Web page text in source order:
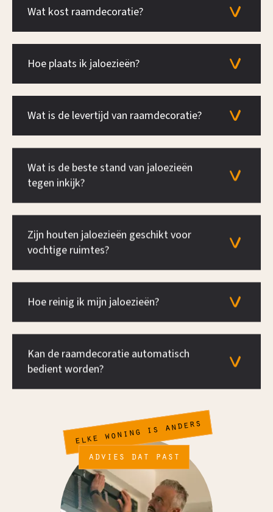
Wat kost raamdecoratie?
Hoe plaats ik jaloezieën?
Wat is de levertijd van raamdecoratie?
Wat is de beste stand van jaloezieën
tegen inkijk?
Zijn houten jaloezieën geschikt voor
vochtige ruimtes?
Hoe reinig ik mijn jaloezieën?
Kan de raamdecoratie automatisch
bedient worden?
advies dat past
elke woning is anders